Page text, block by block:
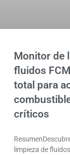
Monitor de
fluidos
total para
críticos
limpieza de